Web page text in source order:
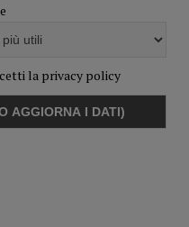
la privacy policy